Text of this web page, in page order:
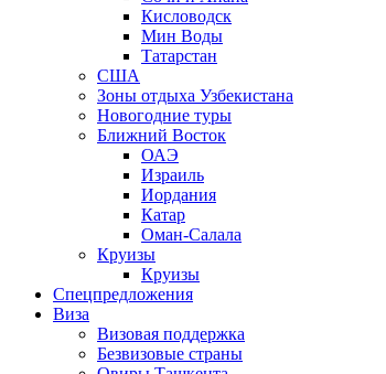
Кисловодск
Мин Воды
Татарстан
США
Зоны отдыха Узбекистана
Новогодние туры
Ближний Восток
ОАЭ
Израиль
Иордания
Катар
Оман-Салала
Круизы
Круизы
Спецпредложения
Виза
Визовая поддержка
Безвизовые страны